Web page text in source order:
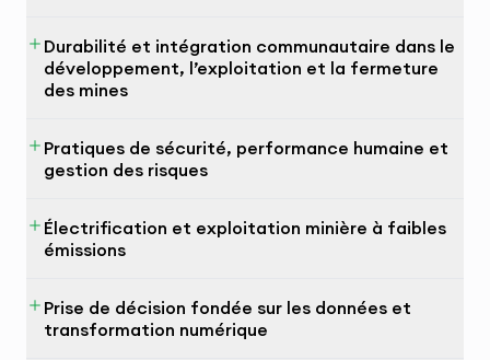
Durabilité et intégration communautaire dans le
développement, l’exploitation et la fermeture
des mines
Pratiques de sécurité, performance humaine et
gestion des risques
Électrification et exploitation minière à faibles
émissions
Prise de décision fondée sur les données et
transformation numérique